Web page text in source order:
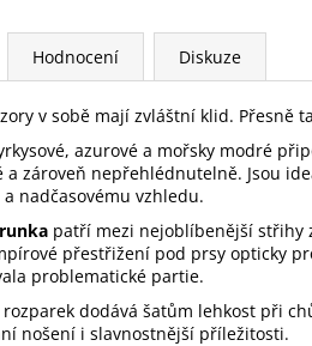
Hodnocení Diskuze
v sobě mají zvláštní klid. Přesně
azurové a mořsky modré
a zároveň nepřehlédnutelně. Jsou
nadčasovému vzhledu.
patří mezi nejoblíbenější střihy
přestřižení pod prsy opticky
problematické partie.
dodává šatům lehkost při
nošení i slavnostnější příležitosti.